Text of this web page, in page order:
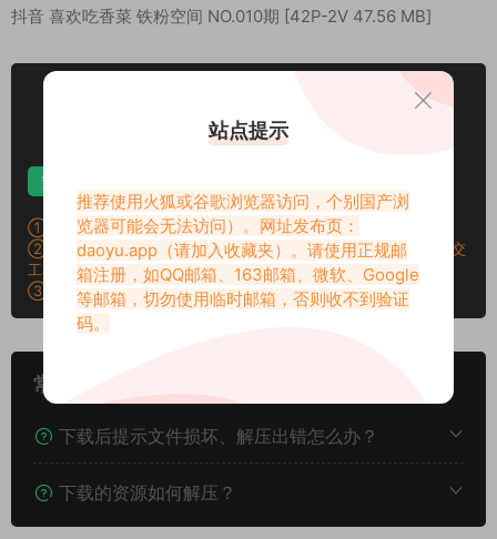
抖音 喜欢吃香菜 铁粉空间 NO.010期 [42P-2V 47.56 MB]
仅限VIP下载
升级VIP
安卓解压
①：所有素材切勿外传，仅供欣赏，喜欢请支持原作者！
②：所有素材密码均已测试，遇见问题站内有教程学习，不会再提交
工单。
③：所有素材均无露点、纯绿色版本，若有需求请另寻，谢谢！
常见问题
下载后提示文件损坏、解压出错怎么办？
下载的资源如何解压？
站点提示
推荐使用火狐或谷歌浏览器访问，个别国产浏
览器可能会无法访问）。网址发布页：
daoyu.app （请加入收藏夹）。请使用正规邮
箱注册，如QQ邮箱、163邮箱、微软、Google
等邮箱，切勿使用临时邮箱，否则收不到验证
码。